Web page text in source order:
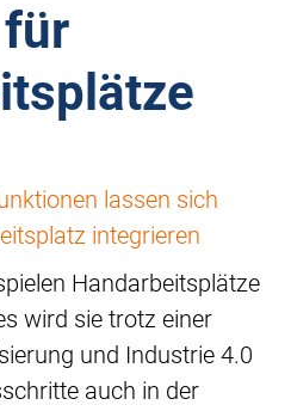
lassen sich
integrieren
Handarbeitsplätze
wird sie trotz einer
und Industrie 4.0
auch in der